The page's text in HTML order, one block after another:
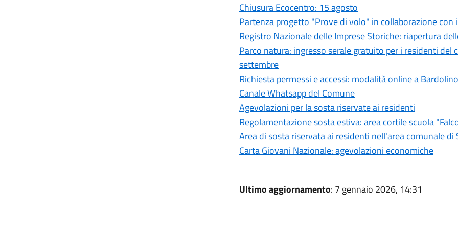
Chiusura Ecocentro: 15 agosto
Partenza progetto "Prove di volo" in collaborazione con
Registro Nazionale delle Imprese Storiche: riapertura
Parco natura: ingresso serale gratuito per i residenti
settembre
Richiesta permessi e accessi: modalità online a Bardolino
Canale Whatsapp del Comune
Agevolazioni per la sosta riservate ai residenti
Regolamentazione sosta estiva: area cortile scuola
Area di sosta riservata ai residenti nell'area comunale di
Carta Giovani Nazionale: agevolazioni economiche
Ultimo aggiornamento: 7 gennaio 2026, 14:31